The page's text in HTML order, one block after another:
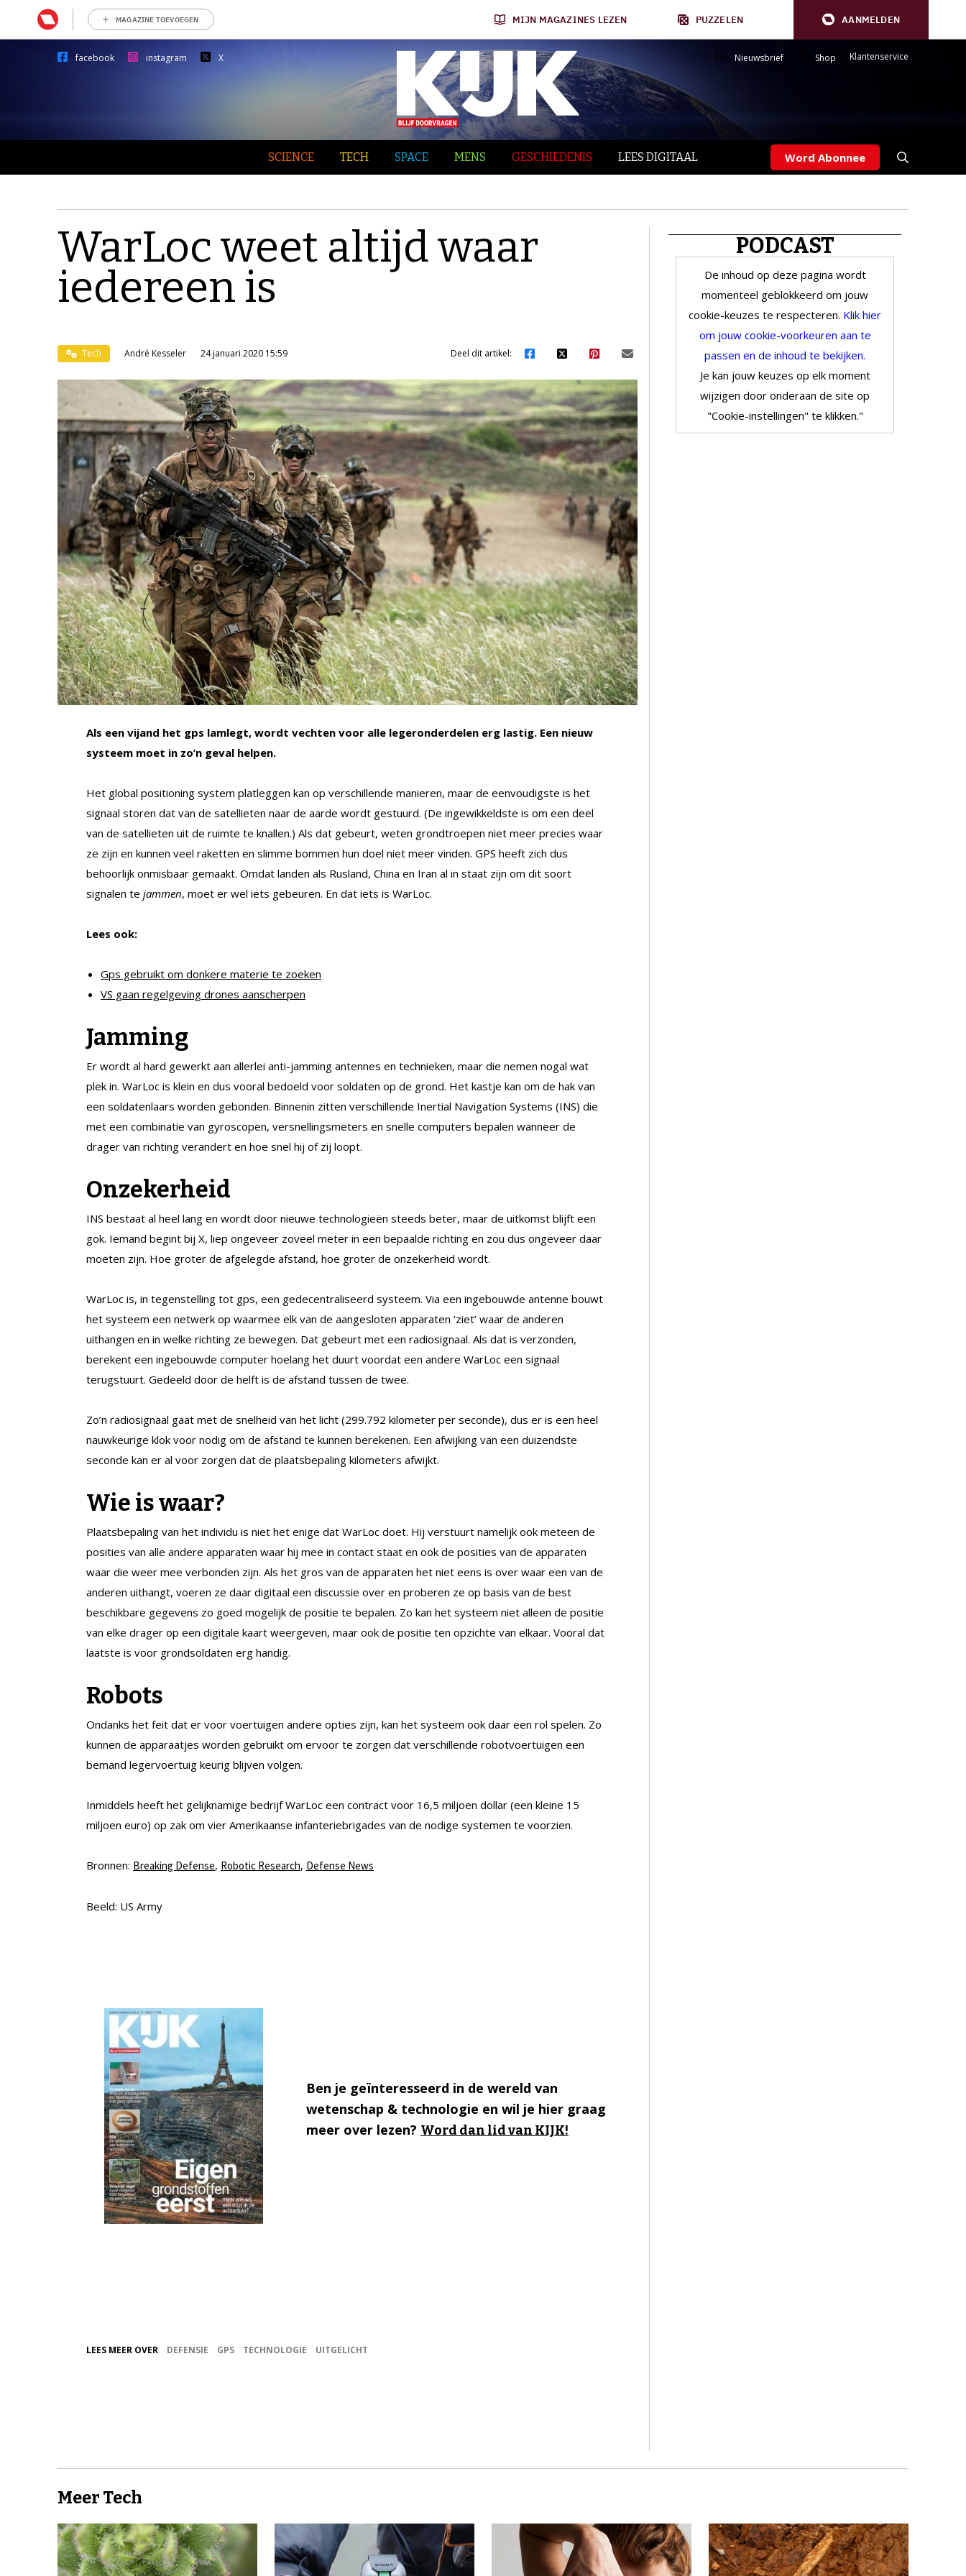
MAGAZINE TOEVOEGEN MIJN MAGAZINES LEZEN PUZZELEN AANMELDEN
facebook instagram X Nieuwsbrief Shop Klantenservice
SCIENCE TECH SPACE MENS GESCHIEDENIS LEES DIGITAAL Word Abonnee
WarLoc weet altijd waar
iedereen is
Tech André Kesseler 24 januari 2020 15:59 Deel dit artikel:
Als een vijand het gps lamlegt, wordt vechten voor alle legeronderdelen erg lastig. Een nieuw
systeem moet in zo’n geval helpen.
Het global positioning system platleggen kan op verschillende manieren, maar de eenvoudigste is het
signaal storen dat van de satellieten naar de aarde wordt gestuurd. (De ingewikkeldste is om een deel
van de satellieten uit de ruimte te knallen.) Als dat gebeurt, weten grondtroepen niet meer precies waar
ze zijn en kunnen veel raketten en slimme bommen hun doel niet meer vinden. GPS heeft zich dus
behoorlijk onmisbaar gemaakt. Omdat landen als Rusland, China en Iran al in staat zijn om dit soort
signalen te jammen, moet er wel iets gebeuren. En dat iets is WarLoc.
Lees ook:
Gps gebruikt om donkere materie te zoeken
VS gaan regelgeving drones aanscherpen
Jamming
Er wordt al hard gewerkt aan allerlei anti-jamming antennes en technieken, maar die nemen nogal wat
plek in. WarLoc is klein en dus vooral bedoeld voor soldaten op de grond. Het kastje kan om de hak van
een soldatenlaars worden gebonden. Binnenin zitten verschillende Inertial Navigation Systems (INS) die
met een combinatie van gyroscopen, versnellingsmeters en snelle computers bepalen wanneer de
drager van richting verandert en hoe snel hij of zij loopt.
Onzekerheid
INS bestaat al heel lang en wordt door nieuwe technologieën steeds beter, maar de uitkomst blijft een
gok. Iemand begint bij X, liep ongeveer zoveel meter in een bepaalde richting en zou dus ongeveer daar
moeten zijn. Hoe groter de afgelegde afstand, hoe groter de onzekerheid wordt.
WarLoc is, in tegenstelling tot gps, een gedecentraliseerd systeem. Via een ingebouwde antenne bouwt
het systeem een netwerk op waarmee elk van de aangesloten apparaten ‘ziet’ waar de anderen
uithangen en in welke richting ze bewegen. Dat gebeurt met een radiosignaal. Als dat is verzonden,
berekent een ingebouwde computer hoelang het duurt voordat een andere WarLoc een signaal
terugstuurt. Gedeeld door de helft is de afstand tussen de twee.
Zo’n radiosignaal gaat met de snelheid van het licht (299.792 kilometer per seconde), dus er is een heel
nauwkeurige klok voor nodig om de afstand te kunnen berekenen. Een afwijking van een duizendste
seconde kan er al voor zorgen dat de plaatsbepaling kilometers afwijkt.
Wie is waar?
Plaatsbepaling van het individu is niet het enige dat WarLoc doet. Hij verstuurt namelijk ook meteen de
posities van alle andere apparaten waar hij mee in contact staat en ook de posities van de apparaten
waar die weer mee verbonden zijn. Als het gros van de apparaten het niet eens is over waar een van de
anderen uithangt, voeren ze daar digitaal een discussie over en proberen ze op basis van de best
beschikbare gegevens zo goed mogelijk de positie te bepalen. Zo kan het systeem niet alleen de positie
van elke drager op een digitale kaart weergeven, maar ook de positie ten opzichte van elkaar. Vooral dat
laatste is voor grondsoldaten erg handig.
Robots
Ondanks het feit dat er voor voertuigen andere opties zijn, kan het systeem ook daar een rol spelen. Zo
kunnen de apparaatjes worden gebruikt om ervoor te zorgen dat verschillende robotvoertuigen een
bemand legervoertuig keurig blijven volgen.
Inmiddels heeft het gelijknamige bedrijf WarLoc een contract voor 16,5 miljoen dollar (een kleine 15
miljoen euro) op zak om vier Amerikaanse infanteriebrigades van de nodige systemen te voorzien.
Bronnen: Breaking Defense, Robotic Research, Defense News
Beeld: US Army
Ben je geïnteresseerd in de wereld van
wetenschap & technologie en wil je hier graag
meer over lezen? Word dan lid van KIJK!
LEES MEER OVER DEFENSIE GPS TECHNOLOGIE UITGELICHT
PODCAST
De inhoud op deze pagina wordt
momenteel geblokkeerd om jouw
cookie-keuzes te respecteren. Klik hier
om jouw cookie-voorkeuren aan te
passen en de inhoud te bekijken.
Je kan jouw keuzes op elk moment
wijzigen door onderaan de site op
"Cookie-instellingen" te klikken."
Meer Tech